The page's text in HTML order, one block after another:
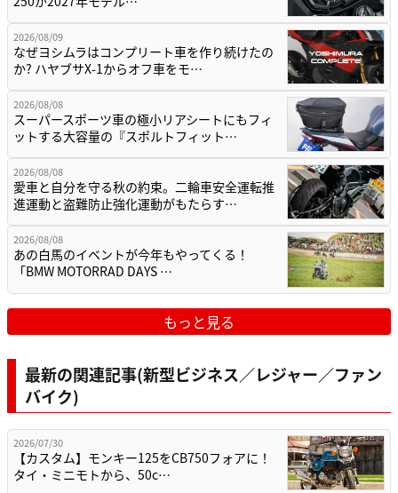
2026/08/09
なぜヨシムラはコンプリート車を作り続けたの
か? ハヤブサX-1からオフ車をモ…
2026/08/08
スーパースポーツ車の極小リアシートにもフィ
ットする大容量の『スポルトフィット…
2026/08/08
愛車と自分を守る秋の約束。二輪車安全運転推
進運動と盗難防止強化運動がもたらす…
2026/08/08
あの白馬のイベントが今年もやってくる！
「BMW MOTORRAD DAYS …
もっと見る
最新の関連記事(新型ビジネス／レジャー／ファン
バイク)
2026/07/30
【カスタム】モンキー125をCB750フォアに！
タイ・ミニモトから、50c…